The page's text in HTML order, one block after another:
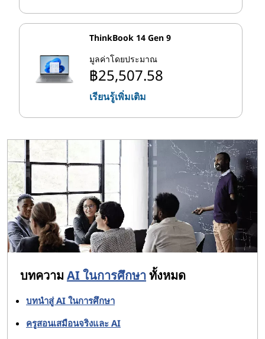
ThinkBook 14 Gen 9
มูลค่าโดยประมาณ
฿25,507.58
เรียนรู้เพิ่มเติม
บทความ AI ในการศึกษาทั้งหมด
บทนำสู่ AI ในการศึกษา
ครูสอนเสมือนจริงและ AI